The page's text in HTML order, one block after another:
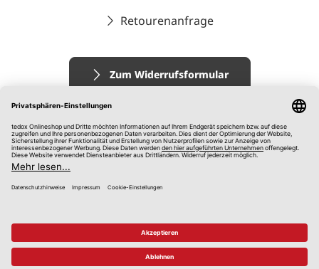
Retourenanfrage
Zum Widerrufsformular
© 2026 tedox KG
Impressum
AGB
Datenschutz
Hinweisgebersystem